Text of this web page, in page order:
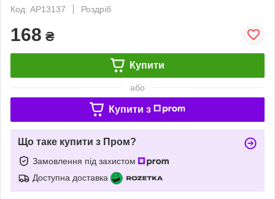
Код: AP13137
Роздріб
168 ₴
Купити
або
Купити з
Що таке купити з Пром?
Замовлення під захистом
Доступна доставка